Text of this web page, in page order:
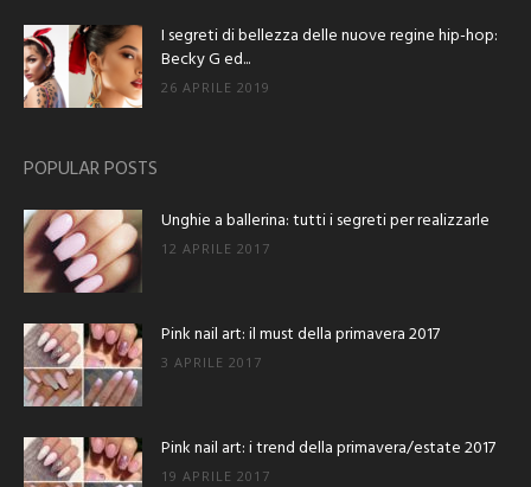
I segreti di bellezza delle nuove regine hip-hop:
Becky G ed...
26 APRILE 2019
POPULAR POSTS
Unghie a ballerina: tutti i segreti per realizzarle
12 APRILE 2017
Pink nail art: il must della primavera 2017
3 APRILE 2017
Pink nail art: i trend della primavera/estate 2017
19 APRILE 2017